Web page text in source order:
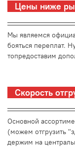
Цены ниже
Мы являемся
бояться переплат.
топредоставим
Скорость
Основной
(можем отгрузить
держим на